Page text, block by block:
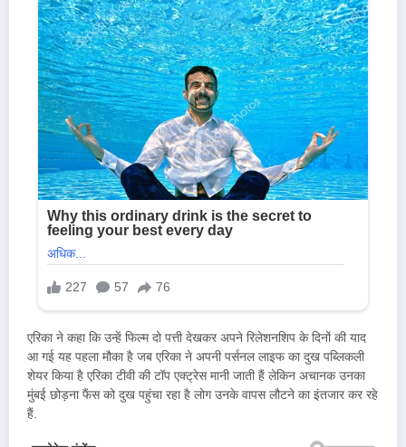
एरिका ने कहा कि उन्हें फिल्म दो पत्ती देखकर अपने रिलेशनशिप के दिनों की याद
आ गई यह पहला मौका है जब एरिका ने अपनी पर्सनल लाइफ का दुख पब्लिकली
शेयर किया है एरिका टीवी की टॉप एक्ट्रेस मानी जाती हैं लेकिन अचानक उनका
मुंबई छोड़ना फैंस को दुख पहुंचा रहा है लोग उनके वापस लौटने का इंतजार कर रहे
हैं.